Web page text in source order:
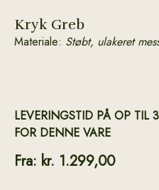
Kryk Greb
Materiale: Støbt, ulakeret
LEVERINGSTID PÅ OP TIL
FOR DENNE VARE
Fra: kr. 1.299,00